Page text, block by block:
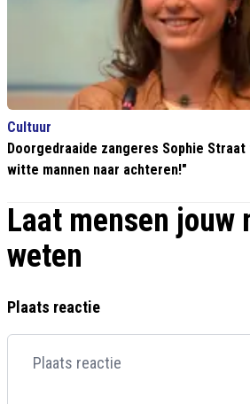
Cultuur
Doorgedraaide zangeres Sophie
witte mannen naar achteren!"
Laat mensen jouw
weten
Plaats reactie